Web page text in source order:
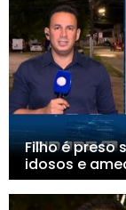
Filho é preso
idosos e